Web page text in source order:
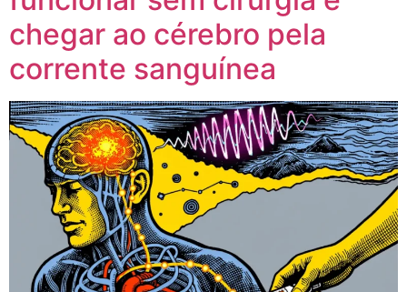
chegar ao cérebro pela
corrente sanguínea